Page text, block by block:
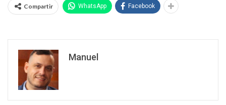
Compartir WhatsApp Facebook
Manuel